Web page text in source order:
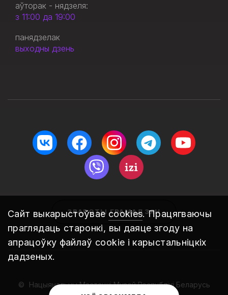
Сайт выкарыстоўвае cookies. Працягваючы
праглядаць старонкі, вы даяце згоду на
апрацоўку файлаў cookie і карыстальніцкіх
дадзеных.
аўторак - нядзеля:
з 11:00 да 19:00
панядзелак
выходны дзень
ЗВАРОТЫ ГРАМАДЗЯН
Нацыянальны Мастацкі Музей Рэспублікі Беларусь
2010 – 2026